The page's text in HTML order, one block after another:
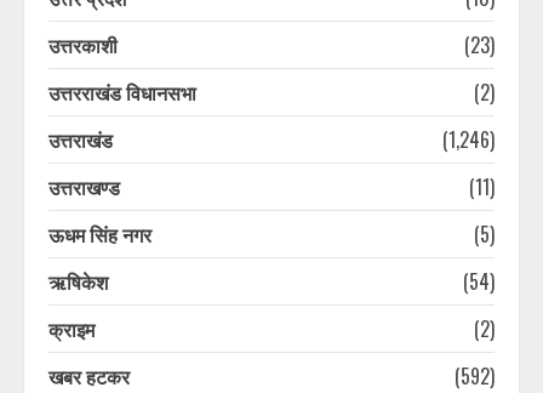
उत्तरकाशी
(23)
उत्तरराखंड विधानसभा
(2)
उत्तराखंड
(1,246)
उत्तराखण्ड
(11)
ऊधम सिंह नगर
(5)
ऋषिकेश
(54)
क्राइम
(2)
खबर हटकर
(592)